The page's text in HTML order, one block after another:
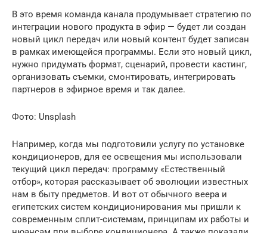
В это время команда канала продумывает стратегию по
интеграции нового продукта в эфир — будет ли создан
новый цикл передач или новый контент будет записан
в рамках имеющейся программы. Если это новый цикл,
нужно придумать формат, сценарий, провести кастинг,
организовать съемки, смонтировать, интегрировать
партнеров в эфирное время и так далее.
Фото: Unsplash
Например, когда мы подготовили услугу по установке
кондиционеров, для ее освещения мы использовали
текущий цикл передач: программу «Естественный
отбор», которая рассказывает об эволюции известных
нам в быту предметов. И вот от обычного веера и
египетских систем кондиционирования мы пришли к
современным сплит-системам, принципам их работы и